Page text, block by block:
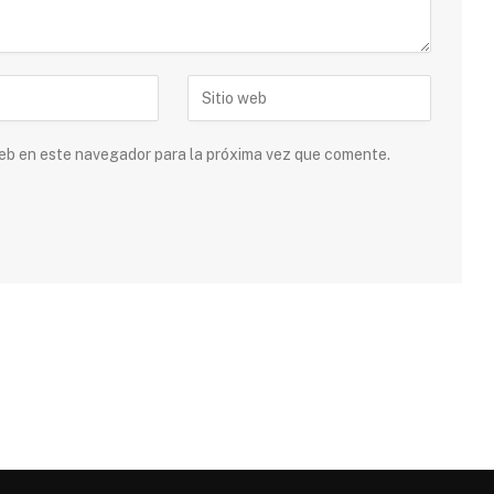
en este navegador para la próxima vez que comente.